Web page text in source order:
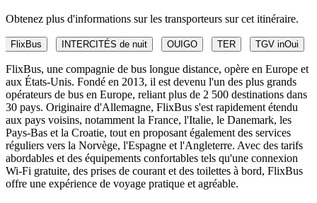
Obtenez plus d'informations sur les transporteurs sur cet itinéraire.
FlixBus INTERCITÉS de nuit OUIGO TER TGV inOui
FlixBus, une compagnie de bus longue distance, opère en Europe et
aux États-Unis. Fondé en 2013, il est devenu l'un des plus grands
opérateurs de bus en Europe, reliant plus de 2 500 destinations dans
30 pays. Originaire d'Allemagne, FlixBus s'est rapidement étendu
aux pays voisins, notamment la France, l'Italie, le Danemark, les
Pays-Bas et la Croatie, tout en proposant également des services
réguliers vers la Norvège, l'Espagne et l'Angleterre. Avec des tarifs
abordables et des équipements confortables tels qu'une connexion
Wi-Fi gratuite, des prises de courant et des toilettes à bord, FlixBus
offre une expérience de voyage pratique et agréable.